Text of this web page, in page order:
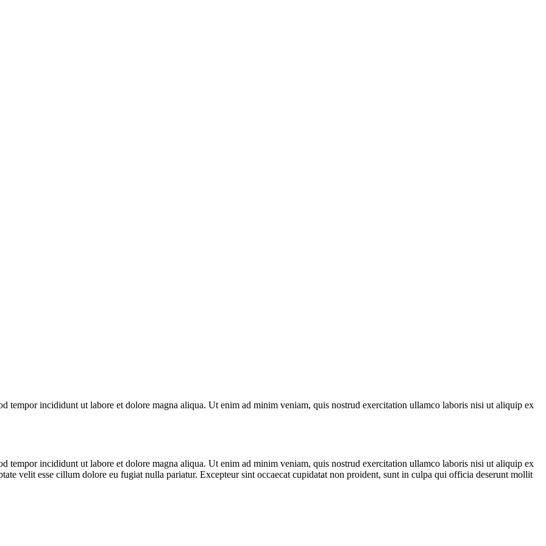
tempor incididunt ut labore et dolore magna aliqua. Ut enim ad minim veniam, quis nostrud exercitation ullamco laboris nisi ut aliquip ex
tempor incididunt ut labore et dolore magna aliqua. Ut enim ad minim veniam, quis nostrud exercitation ullamco laboris nisi ut aliquip ex
velit esse cillum dolore eu fugiat nulla pariatur. Excepteur sint occaecat cupidatat non proident, sunt in culpa qui officia deserunt mollit